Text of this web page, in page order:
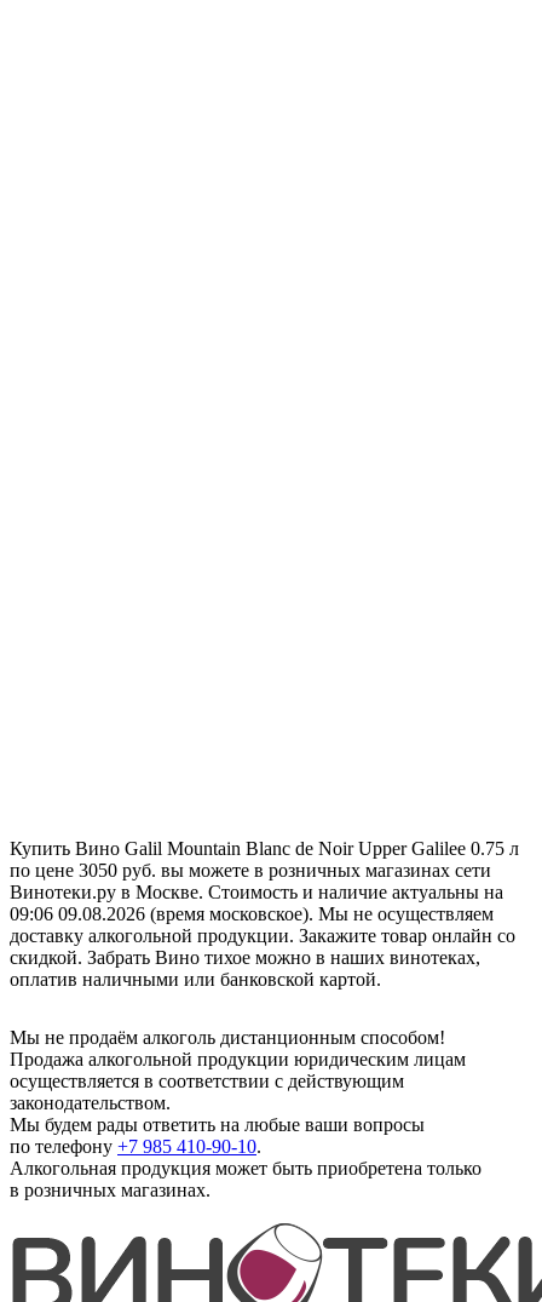
Купить Вино Galil Mountain Blanc de Noir Upper Galilee 0.75 л
по цене 3050 руб. вы можете в розничных магазинах сети
Винотеки.ру в Москве. Стоимость и наличие актуальны на
09:06 09.08.2026 (время московское). Мы не осуществляем
доставку алкогольной продукции. Закажите товар онлайн со
скидкой. Забрать Вино тихое можно в наших винотеках,
оплатив наличными или банковской картой.
Мы не продаём алкоголь дистанционным способом!
Продажа алкогольной продукции юридическим лицам
осуществляется в соответствии с действующим
законодательством.
Мы будем рады ответить на любые ваши вопросы
по телефону +7 985 410-90-10.
Алкогольная продукция может быть приобретена только
в розничных магазинах.